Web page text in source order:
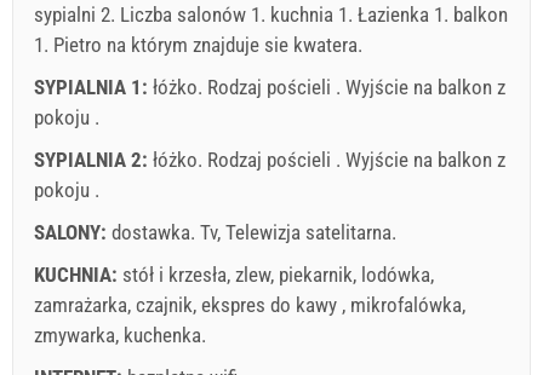
sypialni 2. Liczba salonów 1. kuchnia 1. Łazienka 1. balkon
1. Pietro na którym znajduje sie kwatera.
SYPIALNIA 1: łóżko. Rodzaj pościeli . Wyjście na balkon z
pokoju .
SYPIALNIA 2: łóżko. Rodzaj pościeli . Wyjście na balkon z
pokoju .
SALONY: dostawka. Tv, Telewizja satelitarna.
KUCHNIA: stół i krzesła, zlew, piekarnik, lodówka,
zamrażarka, czajnik, ekspres do kawy , mikrofalówka,
zmywarka, kuchenka.